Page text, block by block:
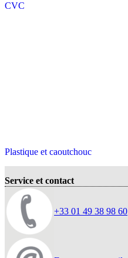
CVC
Plastique et caoutchouc
Service et contact
+33 01 49 38 98 60